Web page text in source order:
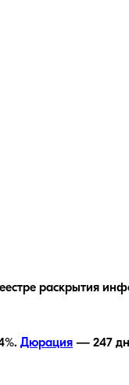
раскрытия
%. Дюрация — 247